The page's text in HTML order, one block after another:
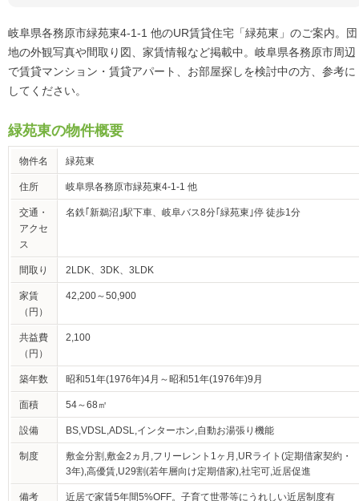
岐阜県各務原市緑苑東4-1-1 他のUR賃貸住宅「緑苑東」のご案内。団
地の外観写真や間取り図、家賃情報など掲載中。岐阜県各務原市周辺
で賃貸マンション・賃貸アパート、お部屋探しを検討中の方、参考に
してください。
緑苑東の物件概要
物件名 緑苑東
住所 岐阜県各務原市緑苑東4-1-1 他
交通・
アクセ
ス
名鉄｢新鵜沼｣駅下車、岐阜バス8分｢緑苑東｣停 徒歩1分
間取り 2LDK、3DK、3LDK
家賃
（円）
42,200～50,900
共益費
（円）
2,100
築年数 昭和51年(1976年)4月～昭和51年(1976年)9月
面積 54～68㎡
設備 BS,VDSL,ADSL,インターホン,自動お湯張り機能
制度
敷金分割,敷金2ヵ月,フリーレント1ヶ月,URライト(定期借家契約・
3年),高優賃,U29割(若年層向け定期借家),社宅可,近居促進
備考
近居で家賃5年間5%OFF。子育て世帯等にうれしい近居制度有